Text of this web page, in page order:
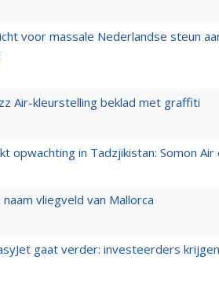
voor massale Nederlandse steun
Air-kleurstelling beklad met graffiti
opwachting in Tadzjikistan: Somon
vliegveld van Mallorca
gaat verder: investeerders